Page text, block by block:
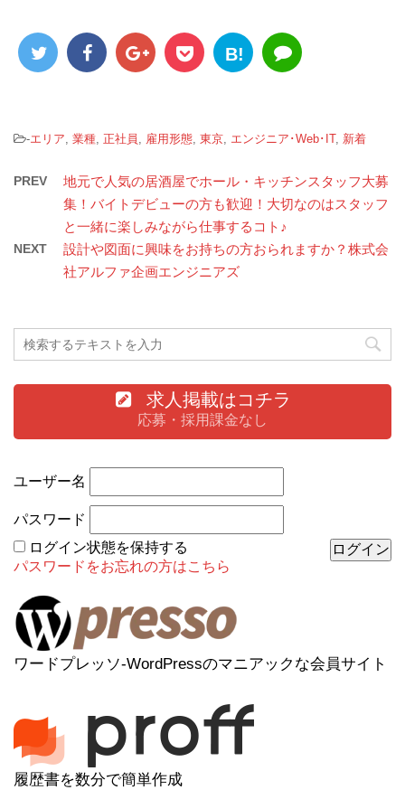
B!
-エリア 業種 正社員 雇用形態 東京 エンジニア･Web･IT, 新着
PREV
地元で人気の居酒屋でホール・キッチンスタッフ大募
集！バイトデビューの方も歓迎！大切なのはスタッフ
と一緒に楽しみながら仕事するコト♪
NEXT
設計や図面に興味をお持ちの方おられますか？株式会
社アルファ企画エンジニアズ
求人掲載はコチラ
応募・採用課金なし
ユーザー名
パスワード
ログイン状態を保持する
パスワードをお忘れの方はこちら
ワードプレッソ-WordPressのマニアックな会員サイト
履歴書を数分で簡単作成